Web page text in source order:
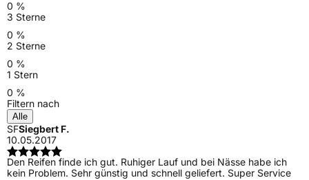
0 %
3 Sterne
0 %
2 Sterne
0 %
1 Stern
0 %
Filtern nach
Alle
SFSiegbert F.
10.05.2017
Den Reifen finde ich gut. Ruhiger Lauf und bei Nässe habe ich
kein Problem. Sehr günstig und schnell geliefert. Super Service